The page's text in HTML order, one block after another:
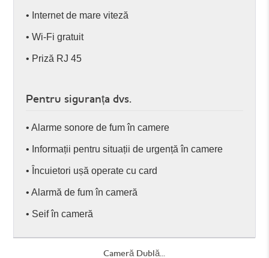
• Internet de mare viteză
• Wi-Fi gratuit
• Priză RJ 45
Pentru siguranța dvs.
• Alarme sonore de fum în camere
• Informații pentru situații de urgență în camere
• Încuietori ușă operate cu card
• Alarmă de fum în cameră
• Seif în cameră
Cameră Dublă...